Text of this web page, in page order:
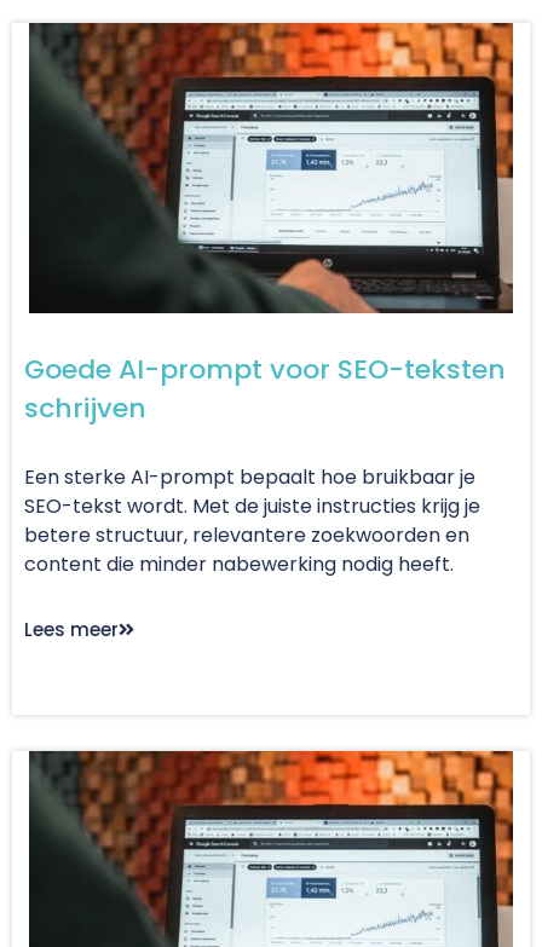
Goede AI-prompt voor SEO-teksten
schrijven
Een sterke AI-prompt bepaalt hoe bruikbaar je
SEO-tekst wordt. Met de juiste instructies krijg je
betere structuur, relevantere zoekwoorden en
content die minder nabewerking nodig heeft.
Lees meer